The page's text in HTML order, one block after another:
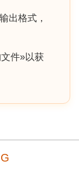
出格式，
件»以获